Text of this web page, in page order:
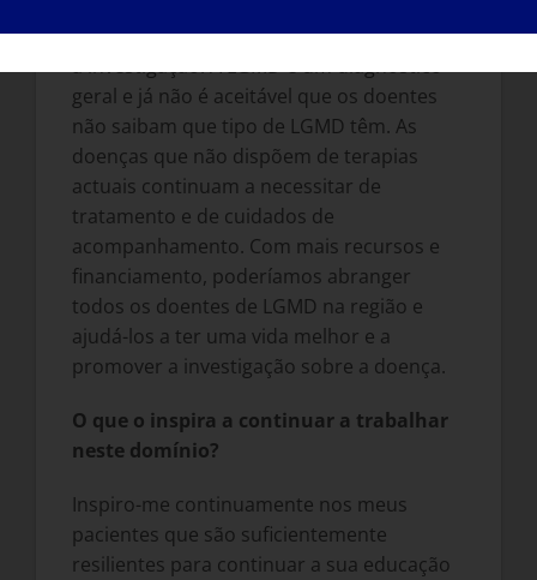
O diagnóstico é uma pedra angular para
um melhor tratamento dos doentes e para
a investigação. A LGMD é um diagnóstico
geral e já não é aceitável que os doentes
não saibam que tipo de LGMD têm. As
doenças que não dispõem de terapias
actuais continuam a necessitar de
tratamento e de cuidados de
acompanhamento. Com mais recursos e
financiamento, poderíamos abranger
todos os doentes de LGMD na região e
ajudá-los a ter uma vida melhor e a
promover a investigação sobre a doença.
O que o inspira a continuar a trabalhar
neste domínio?
Inspiro-me continuamente nos meus
pacientes que são suficientemente
resilientes para continuar a sua educação